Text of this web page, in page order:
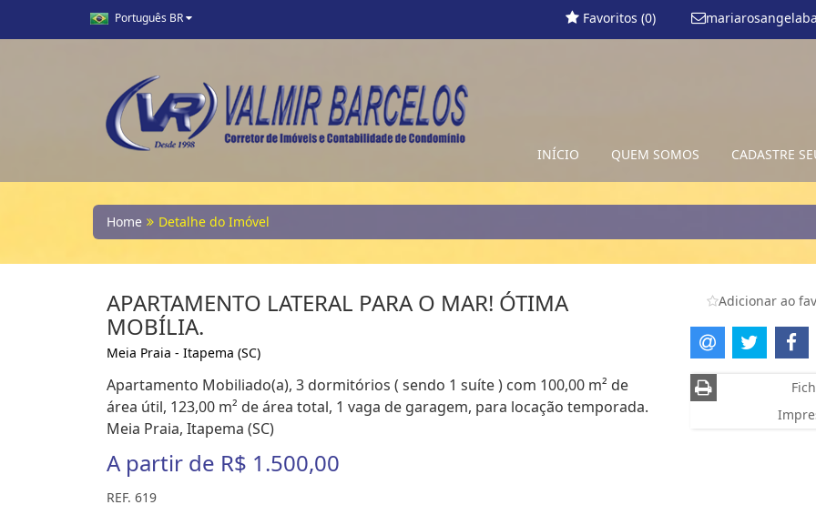
Português BR Favoritos (0)
INÍCIO QUEM SOMOS CADASTRE
Home Detalhe do Imóvel
APARTAMENTO LATERAL PARA O MAR! ÓTIMA
MOBÍLIA.
Meia Praia - Itapema (SC)
Apartamento Mobiliado(a), 3 dormitórios ( sendo 1 suíte ) com 100,00 m² de
área útil, 123,00 m² de área total, 1 vaga de garagem, para locação temporada.
Meia Praia, Itapema (SC)
A partir de R$ 1.500,00
REF. 619
Adicionar ao